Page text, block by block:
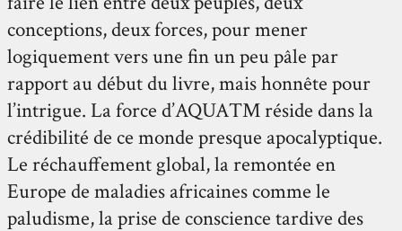
conceptions, deux forces, pour mener
logiquement vers une fin un peu pâle par
rapport au début du livre, mais honnête pour
l’intrigue. La force d’AQUA™ réside dans la
crédibilité de ce monde presque apocalyptique.
Le réchauffement global, la remontée en
Europe de maladies africaines comme le
paludisme, la prise de conscience tardive des